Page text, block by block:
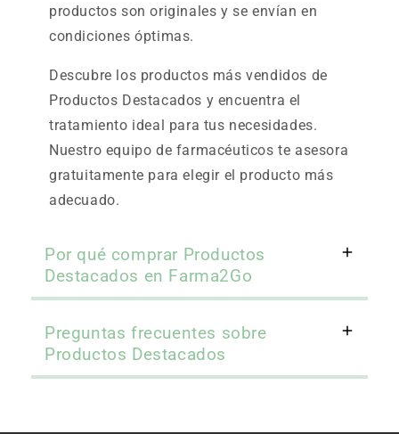
productos son originales y se envían en
condiciones óptimas.
Descubre los productos más vendidos de
Productos Destacados y encuentra el
tratamiento ideal para tus necesidades.
Nuestro equipo de farmacéuticos te asesora
gratuitamente para elegir el producto más
adecuado.
Por qué comprar Productos
Destacados en Farma2Go
Preguntas frecuentes sobre
Productos Destacados